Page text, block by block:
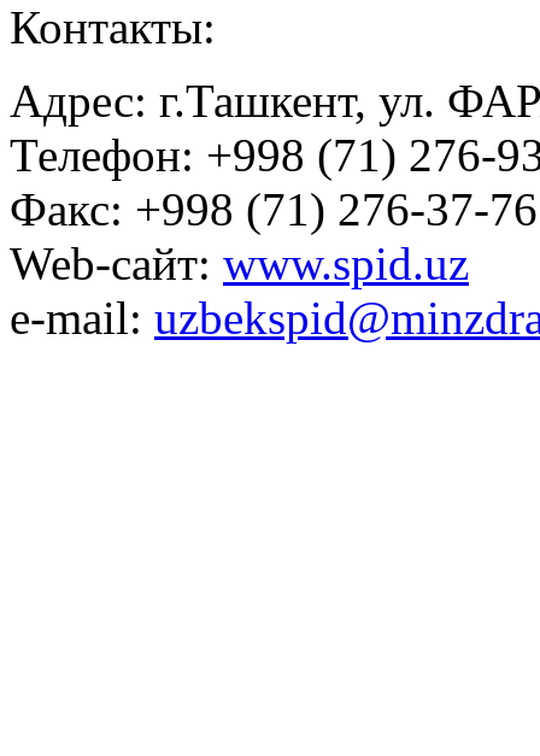
Контакты:
Адрес: г.Ташкент, ул.
Телефон: +998 (71) 276-
Факс: +998 (71) 276-37-76
Web-сайт: www.spid.uz
e-mail: